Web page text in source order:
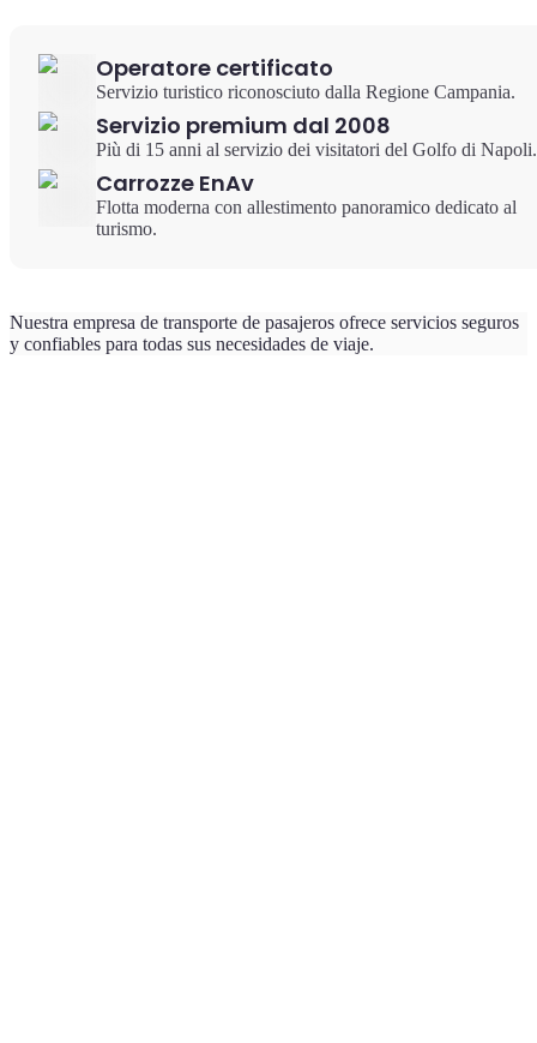
Operatore certificato
Servizio turistico riconosciuto dalla Regione Campania.
Servizio premium dal 2008
Più di 15 anni al servizio dei visitatori del Golfo di Napoli.
Carrozze EnAv
Flotta moderna con allestimento panoramico dedicato al
turismo.
Nuestra empresa de transporte de pasajeros ofrece servicios seguros
y confiables para todas sus necesidades de viaje.